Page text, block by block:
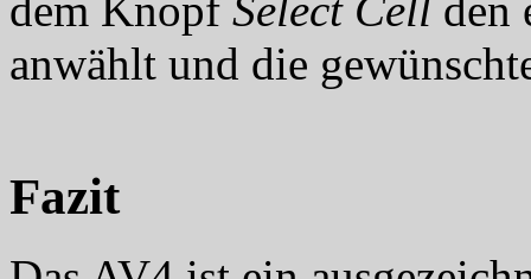
anwählt und die
Fazit